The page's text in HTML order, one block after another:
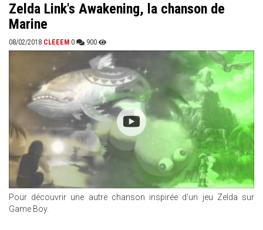
Zelda Link's Awakening, la chanson de
Marine
08/02/2018 CLEEEM 0 900
Pour découvrir une autre chanson inspirée d'un jeu Zelda sur
Game Boy.